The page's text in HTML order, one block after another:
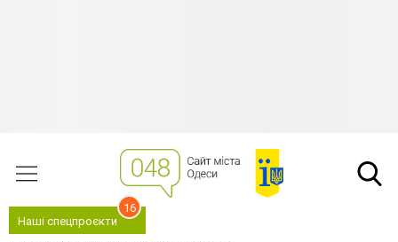
Наші спецпроєкти
16